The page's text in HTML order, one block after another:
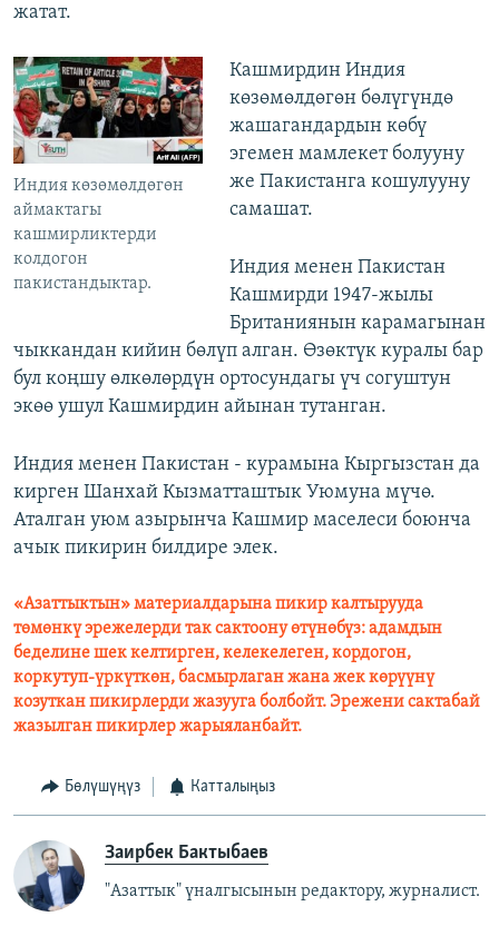
жатат.
Индия көзөмөлдөгөн
аймактагы
кашмирликтерди
колдогон
пакистандыктар.
Кашмирдин Индия
көзөмөлдөгөн бөлүгүндө
жашагандардын көбү
эгемен мамлекет болууну
же Пакистанга кошулууну
самашат.
Индия менен Пакистан
Кашмирди 1947-жылы
Британиянын карамагынан
чыккандан кийин бөлүп алган. Өзөктүк куралы бар
бул коңшу өлкөлөрдүн ортосундагы үч согуштун
экөө ушул Кашмирдин айынан тутанган.
Индия менен Пакистан - курамына Кыргызстан да
кирген Шанхай Кызматташтык Уюмуна мүчө.
Аталган уюм азырынча Кашмир маселеси боюнча
ачык пикирин билдире элек.
«Азаттыктын» материалдарына пикир калтырууда
төмөнкү эрежелерди так сактоону өтүнөбүз: адамдын
беделине шек келтирген, келекелеген, кордогон,
коркутуп-үркүткөн, басмырлаган жана жек көрүүнү
козуткан пикирлерди жазууга болбойт. Эрежени сактабай
жазылган пикирлер жарыяланбайт.
Бөлүшүңүз Катталыңыз
Заирбек Бактыбаев
"Азаттык" үналгысынын редактору, журналист.